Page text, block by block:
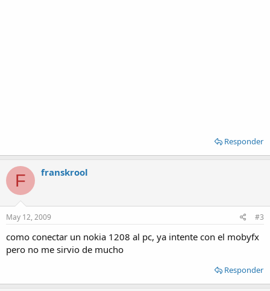
Responder
F franskrool
May 12, 2009 #3
como conectar un nokia 1208 al pc, ya intente con el mobyfx
pero no me sirvio de mucho
Responder